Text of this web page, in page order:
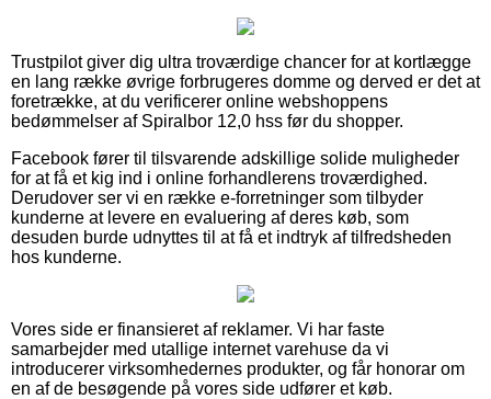
Trustpilot giver dig ultra troværdige chancer for at kortlægge
en lang række øvrige forbrugeres domme og derved er det at
foretrække, at du verificerer online webshoppens
bedømmelser af Spiralbor 12,0 hss før du shopper.
Facebook fører til tilsvarende adskillige solide muligheder
for at få et kig ind i online forhandlerens troværdighed.
Derudover ser vi en række e-forretninger som tilbyder
kunderne at levere en evaluering af deres køb, som
desuden burde udnyttes til at få et indtryk af tilfredsheden
hos kunderne.
Vores side er finansieret af reklamer. Vi har faste
samarbejder med utallige internet varehuse da vi
introducerer virksomhedernes produkter, og får honorar om
en af de besøgende på vores side udfører et køb.